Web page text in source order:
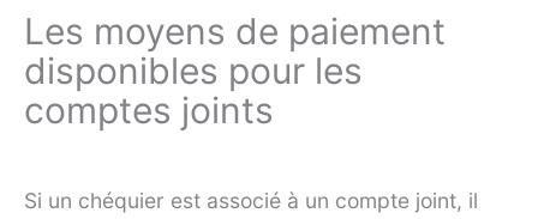
Les moyens de paiement
disponibles pour les
comptes joints
Si un chéquier est associé à un compte joint, il